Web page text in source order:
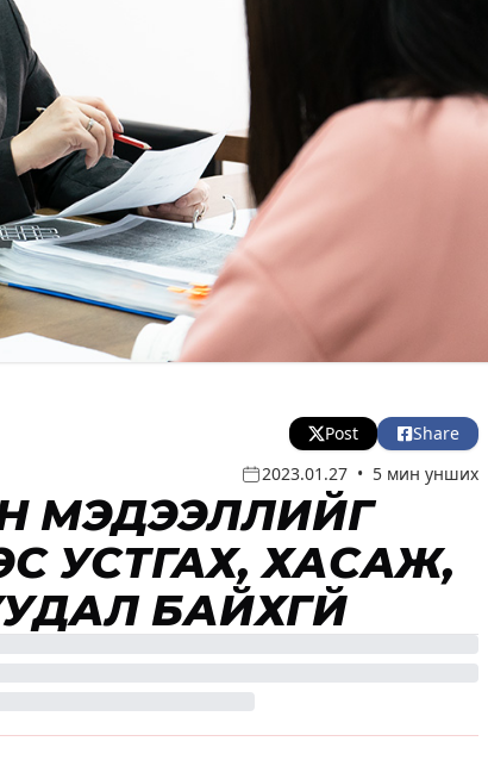
Post
Share
2023.01.27 • 5 мин унших
МЭДЭЭЛЛИЙГ
УСТГАХ, ХАСАЖ,
БАЙХГҮЙ